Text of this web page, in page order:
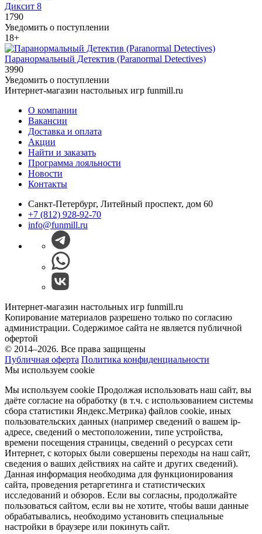
Диксит 8
1790
Уведомить о поступлении
18+
Паранормальный Детектив (Paranormal Detectives)
3990
Уведомить о поступлении
Интернет-магазин настольных игр funmill.ru
О компании
Вакансии
Доставка и оплата
Акции
Найти и заказать
Программа лояльности
Новости
Контакты
Санкт-Петербург, Литейный проспект, дом 60
+7 (812) 928-92-70
info@funmill.ru
Интернет-магазин настольных игр funmill.ru
Копирование материалов разрешено только по согласию
администрации. Содержимое сайта не является публичной
офертой
© 2014–2026. Все права защищены
Публичная оферта Политика конфиденциальности
Мы используем cookie
Мы используем cookie Продолжая использовать наш cайт, вы
даёте согласие на обработку (в т.ч. с использованием системы
сбора статистики Яндекс.Метрика) файлов cookie, иных
пользовательских данных (например сведений о вашем ip-
адресе, сведений о местоположении, типе устройства,
времени посещения страницы, сведений о ресурсах сети
Интернет, с которых были совершены переходы на наш сайт,
сведения о ваших действиях на сайте и других сведений).
Данная информация необходима для функционирования
сайта, проведения ретаргетинга и статистических
исследований и обзоров. Если вы согласны, продолжайте
пользоваться сайтом, если вы не хотите, чтобы ваши данные
обрабатывались, необходимо установить специальные
настройки в браузере или покинуть сайт.